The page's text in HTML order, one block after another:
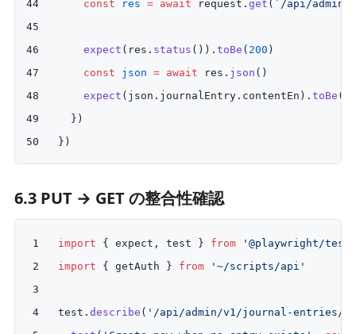
    const
res = await request.get ( `/api/
    expect
(res. status ()).toBe ( 200 )
    const
json = await res. json ()
    expect
(json.journalEntry.contentEn).toBe (
  })
})
6.3 PUT → GET の整合性確認
import { expect, test } from '@playwright/
import { getAuth } from '~/scripts/api'
test.describe ( '/api/admin/v1/journal-entries/